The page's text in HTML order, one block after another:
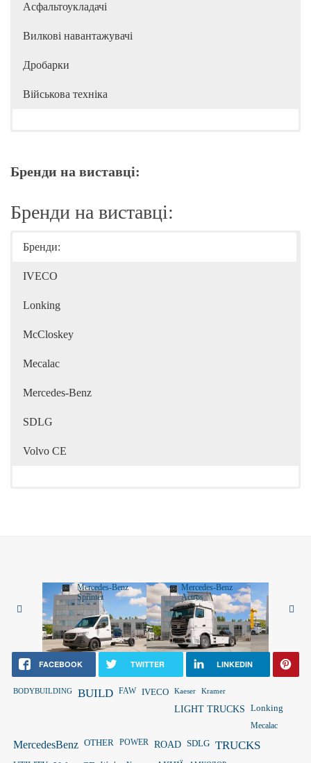
Асфальтоукладачі
Вилкові навантажувачі
Дробарки
Військова техніка
Бренди на виставці:
Бренди на виставці:
Бренди:
IVECO
Lonking
McCloskey
Mecalac
Mercedes-Benz
SDLG
Volvo CE
Mercedes-Benz
Sprinter
Mercedes-Benz
Actros
FACEBOOK TWITTER LINKEDIN
BODYBUILDING BUILD FAW IVECO Kaeser Kramer
LIGHT TRUCKS
Lonking
Mecalac
MercedesBenz OTHER POWER ROAD SDLG TRUCKS